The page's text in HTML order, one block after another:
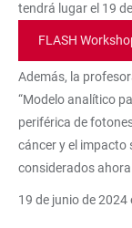
tendrá lugar el 19
FLASH
Además, la
“Modelo analítico
periférica de
cáncer y el impacto
considerados
19 de junio de 2024